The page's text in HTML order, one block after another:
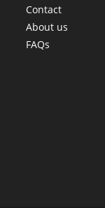
Contact
About us
FAQs